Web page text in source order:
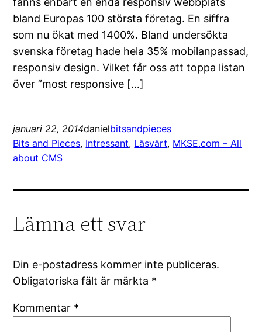
bland Europas 100 största företag. En siffra
som nu ökat med 1400%. Bland undersökta
svenska företag hade hela 35% mobilanpassad,
responsiv design. Vilket får oss att toppa listan
över ”most responsive […]
januari 22, 2014danielbitsandpieces
Bits and Pieces, Intressant, Läsvärt, MKSE.com – All
about CMS
Lämna ett svar
Din e-postadress kommer inte publiceras.
Obligatoriska fält är märkta *
Kommentar *